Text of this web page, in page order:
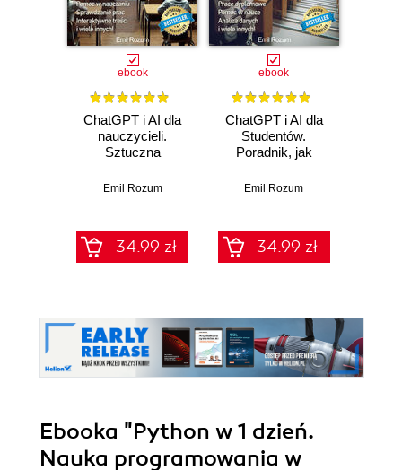
ebook
ChatGPT i AI dla
nauczycieli.
Sztuczna
edukacji
Emil Rozum
34.99 zł
ebook
ChatGPT i AI dla
Studentów.
Poradnik, jak
Inteligencja może
studiach
Emil Rozum
34.99 zł
Ebooka "Python w 1 dzień.
Nauka programowania w